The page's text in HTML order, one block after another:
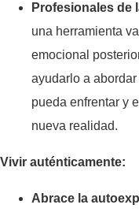
Profesionales de
una herramienta
emocional
ayudarlo a
pueda enfrentar y
nueva realidad.
Vivir auténticamente:
Abrace la